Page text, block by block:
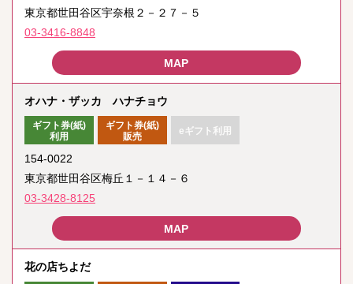
東京都世田谷区宇奈根２－２７－５
03-3416-8848
オハナ・ザッカ ハナチョウ
ギフト券(紙)
利用
ギフト券(紙)
販売
eギフト利用
154-0022
東京都世田谷区梅丘１－１４－６
03-3428-8125
花の店ちよだ